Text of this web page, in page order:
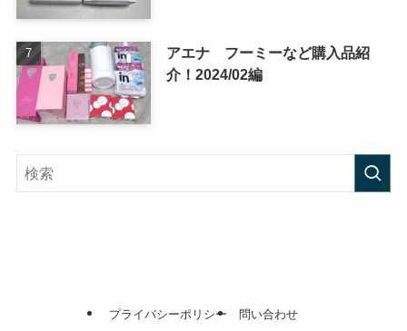
アエナ フーミーなど購入品紹
介！2024/02編
プライバシーポリシー 問い合わせ